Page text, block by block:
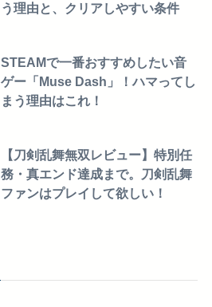
う理由と、クリアしやすい条件
STEAMで一番おすすめしたい音
ゲー「Muse Dash」！ハマってし
まう理由はこれ！
【刀剣乱舞無双レビュー】特別任
務・真エンド達成まで。刀剣乱舞
ファンはプレイして欲しい！